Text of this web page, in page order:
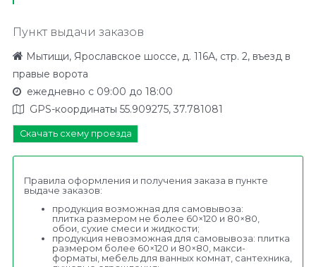
Пункт выдачи заказов
Мытищи, Ярославское шоссе, д. 116А, стр. 2, въезд в
правые ворота
ежедневно с 09:00 до 18:00
GPS-координаты 55.909275, 37.781081
Скачать схему проезда
Правила оформления и получения заказа в пункте
выдаче заказов:
продукция возможная для самовывоза:
плитка размером не более 60×120 и 80×80,
обои, сухие смеси и жидкости;
продукция невозможная для самовывоза: плитка
размером более 60×120 и 80×80, макси-
форматы, мебель для ванных комнат, сантехника,